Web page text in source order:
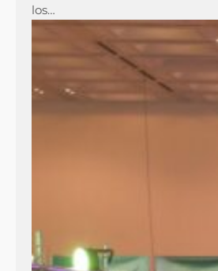
los…